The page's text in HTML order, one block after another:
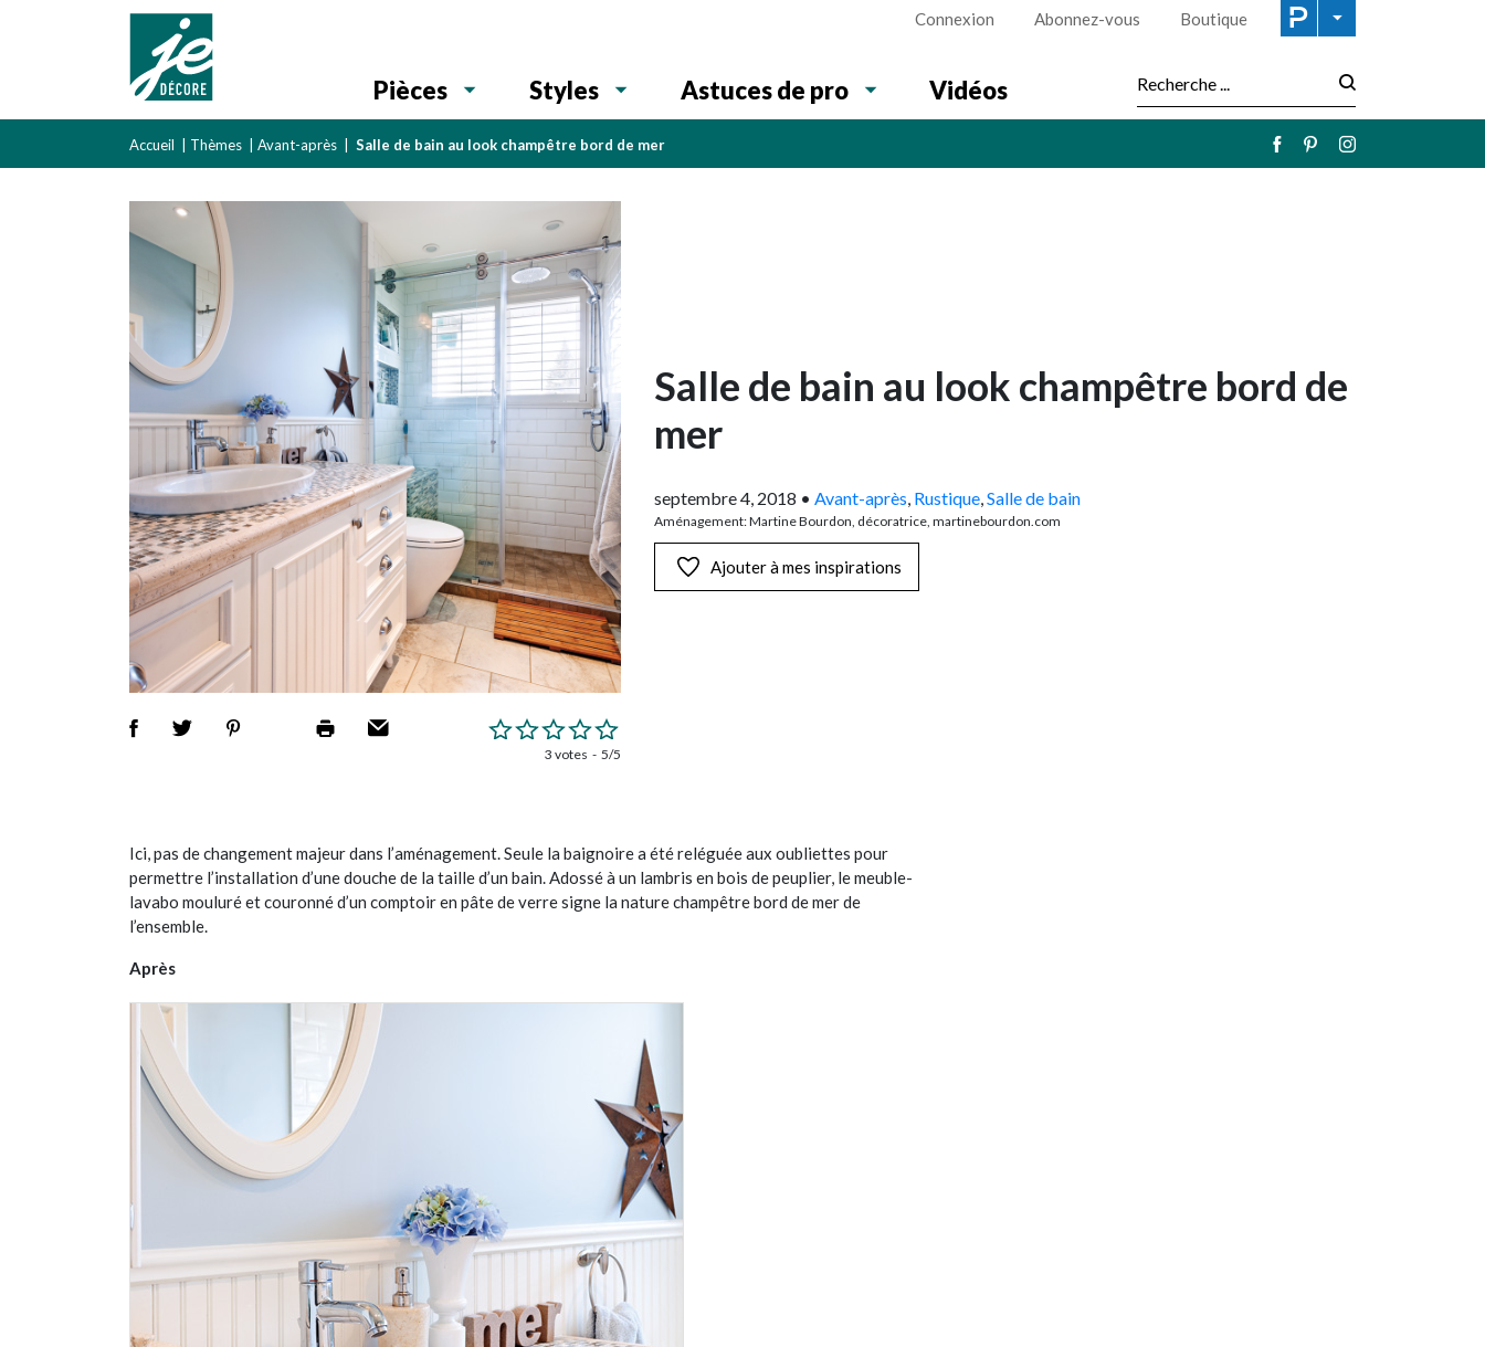
Connexion Abonnez-vous Boutique
Pièces Styles Astuces de pro Vidéos
Accueil Thèmes Avant-après Salle de bain au look champêtre bord de mer
3 votes 5/5
Salle de bain au look champêtre bord de
mer
septembre 4, 2018 • Avant-après, Rustique,Salle de bain
Aménagement: Martine Bourdon, décoratrice, martinebourdon.com
Ajouter à mes inspirations
Ici, pas de changement majeur dans l’aménagement. Seule la baignoire a été reléguée aux oubliettes pour
permettre l’installation d’une douche de la taille d’un bain. Adossé à un lambris en bois de peuplier, le meuble-
lavabo mouluré et couronné d’un comptoir en pâte de verre signe la nature champêtre bord de mer de
l’ensemble.
Après